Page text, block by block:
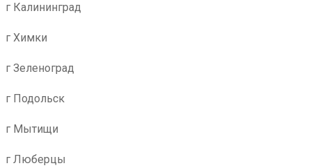
г Калининград
г Химки
г Зеленоград
г Подольск
г Мытищи
г Люберцы